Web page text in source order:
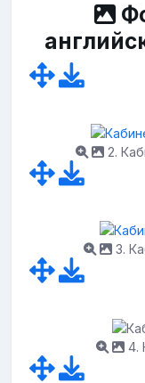
2.
3.
4.